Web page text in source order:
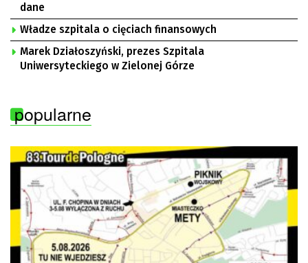
dane
Władze szpitala o cięciach finansowych
Marek Działoszyński, prezes Szpitala
Uniwersyteckiego w Zielonej Górze
popularne